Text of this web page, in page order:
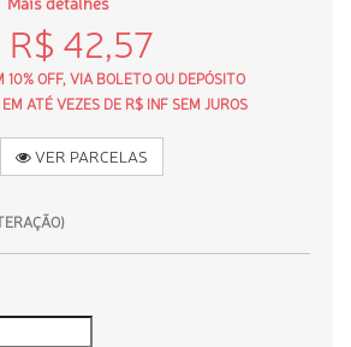
R$ 42,57
10% OFF, VIA BOLETO OU DEPÓSITO
EM ATÉ VEZES DE R$ INF SEM JUROS
VER PARCELAS